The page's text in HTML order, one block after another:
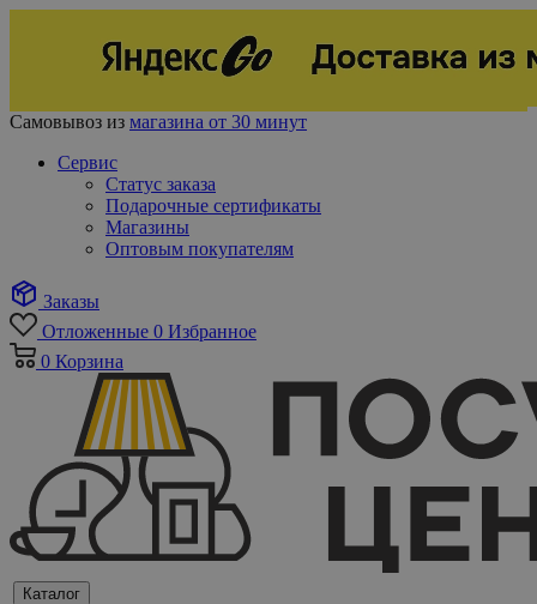
Самовывоз из магазина от 30 минут
Сервис
Статус заказа
Подарочные сертификаты
Магазины
Оптовым покупателям
Заказы
Отложенные 0 Избранное
0 Корзина
Каталог